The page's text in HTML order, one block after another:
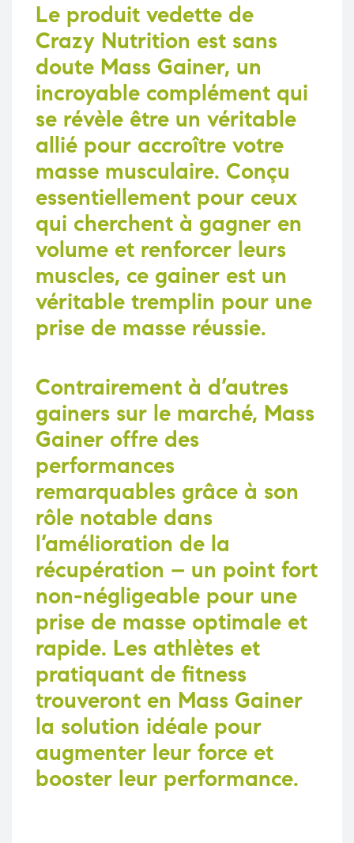
Le produit vedette de
Crazy Nutrition est sans
doute Mass Gainer, un
incroyable complément qui
se révèle être un véritable
allié pour accroître votre
masse musculaire. Conçu
essentiellement pour ceux
qui cherchent à gagner en
volume et renforcer leurs
muscles, ce gainer est un
véritable tremplin pour une
prise de masse réussie.
Contrairement à d’autres
gainers sur le marché, Mass
Gainer offre des
performances
remarquables grâce à son
rôle notable dans
l’amélioration de la
récupération – un point fort
non-négligeable pour une
prise de masse optimale et
rapide. Les athlètes et
pratiquant de fitness
trouveront en Mass Gainer
la solution idéale pour
augmenter leur force et
booster leur performance.